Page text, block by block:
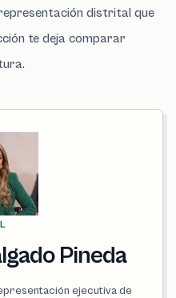
distrital que
te deja comparar
Pineda
ejecutiva de